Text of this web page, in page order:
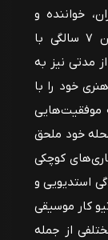
با ۹ آوریل ۱۹۷۸، تهران، خواننده و
ترانه‌سرا پاپ ایرانی و سوئدی است.در سن ۷ سالگی با
مدتی نیز به
۱۳ سالگی کار هنری خود را با
موفقیت‌هایی
خود ملحق
کوچکی
استدیویی و
کار موسیقی
از جمله